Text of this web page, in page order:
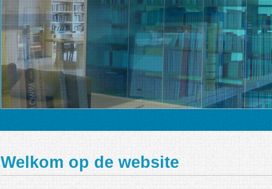
Welkom op de website